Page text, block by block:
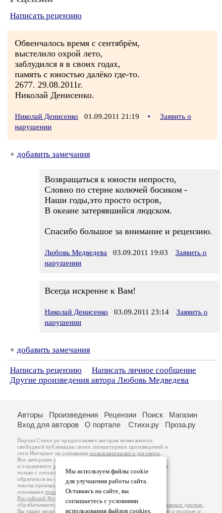
Написать рецензию
Обвенчалось время с сентябрём,
выстелило охрой лето,
заблудился я в своих годах,
память с юностью далёко где-то.
2677. 29.08.2011г.
Николай Денисенко.
Николай Денисенко 01.09.2011 21:19 •
Заявить о
нарушении
+ добавить замечания
Возвращаться к юности непросто,
Словно по стерне колючей босиком -
Наши годы,это просто остров,
В океане затерявшийся людском.
Спасибо большое за внимание и рецензию.
Любовь Медведева 03.09.2011 19:03
Заявить о
нарушении
Всегда искренне к Вам!
Николай Денисенко 03.09.2011 23:14
Заявить о
нарушении
+ добавить замечания
Написать рецензию
Написать личное сообщение
Другие произведения автора Любовь Медведева
Мы используем файлы cookie
для улучшения работы сайта.
Оставаясь на сайте, вы
соглашаетесь с условиями
использования файлов cookies.
Авторы Произведения Рецензии Поиск
Магазин
Вход для авторов
О портале Стихи.ру Проза.ру
Портал Стихи.ру предоставляет авторам возможность
свободной публикации своих литературных произведений в
сети Интернет на основаниипользовательского договора
Все авторские права на произведения принадлежат авторам
и охраняются законом
. Перепечатка произведений возможна
только с согласия его автора, к которому вы можете
обратиться на его авторской странице. Ответственность за
тексты произведений авторы несут самостоятельно на
основанииправил публикацииизаконодательства
Российской Федерации
обрабатываются на основанииПолитики обработки персональных данных
Вы также можете посмотреть более подробнуюинформацию о портале и